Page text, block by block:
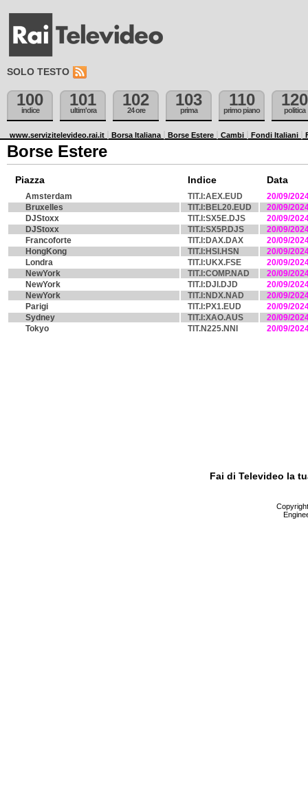
SOLO TESTO
100
indice
101
ultim'ora
102
24 ore
103
prima
110
primo piano
120
politica
www.servizitelevideo.rai.it Borsa Italiana Borse Estere Cambi Fondi Italiani
Borse Estere
Piazza Indice Data
Amsterdam TIT.I:AEX.EUD
20/09/
Bruxelles
TIT.I:BEL20.EUD
20/09/
DJStoxx
TIT.I:SX5E.DJS
20/09/
DJStoxx
TIT.I:SX5P.DJS
20/09/
Francoforte
TIT.I:DAX.DAX
20/09/
HongKong
TIT.I:HSI.HSN
20/09/
Londra
TIT.I:UKX.FSE
20/09/
NewYork
TIT.I:COMP.NAD
20/09/
NewYork
TIT.I:DJI.DJD
20/09/
NewYork
TIT.I:NDX.NAD
20/09/
Parigi
TIT.I:PX1.EUD
20/09/
Sydney
TIT.I:XAO.AUS
20/09/
Tokyo
TIT.N225.NNI 20/09/
Fai di Televideo la